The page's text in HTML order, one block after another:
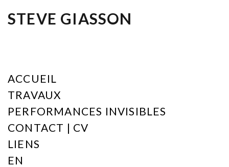
STEVE GIASSON
ACCUEIL
TRAVAUX
PERFORMANCES INVISIBLES
CONTACT | CV
LIENS
EN